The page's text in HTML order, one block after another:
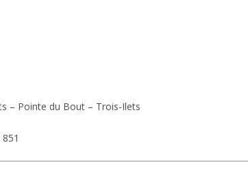
– Pointe du Bout – Trois-Ilets